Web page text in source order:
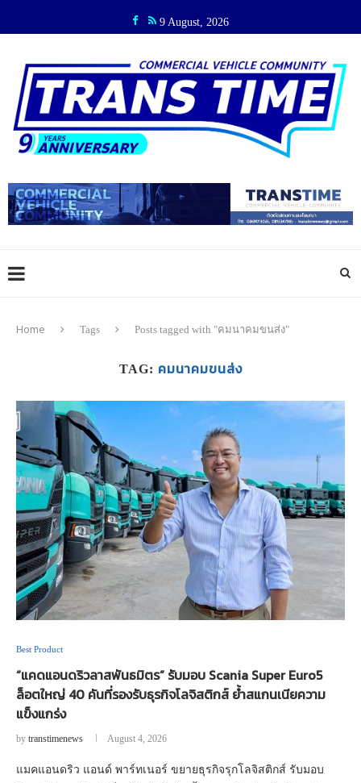
9 August, 2026
Home Tags Posts tagged with "คมนาคมขนส่ง"
TAG: คมนาคมขนส่ง
Best Product
“แคดแอนดริวลาสพันธมิตร” รับมอบ Scania Super Euro5
ล็อตใหญ่ 40 คันที่รองรับธุรกิจโลจิสติกส์ ย้ำสแกนเนียความ
แข็งแกร่ง
by transtimenews August 4, 2026
แมคแอนดริว แอนด์ พาร์ทเนอร์ ขยายธุรกิจรุกโลจิสติกส์ รับมอบ